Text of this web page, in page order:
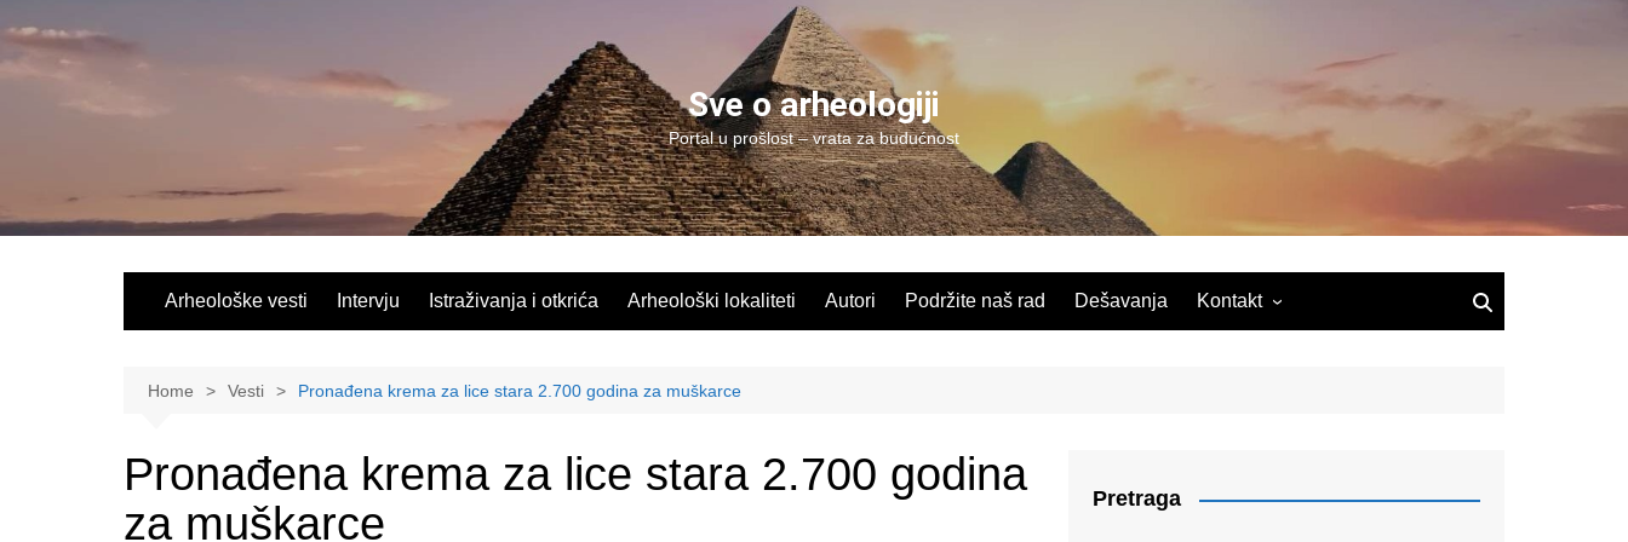
Sve o arheologiji
Portal u prošlost – vrata za budućnost
Arheološke vesti Intervju Istraživanja i otkrića Arheološki lokaliteti Autori Podržite naš rad Dešavanja Kontakt
Home Vesti Pronađena krema za lice stara 2.700 godina za muškarce
Pronađena krema za lice stara 2.700 godina
za muškarce
Pretraga